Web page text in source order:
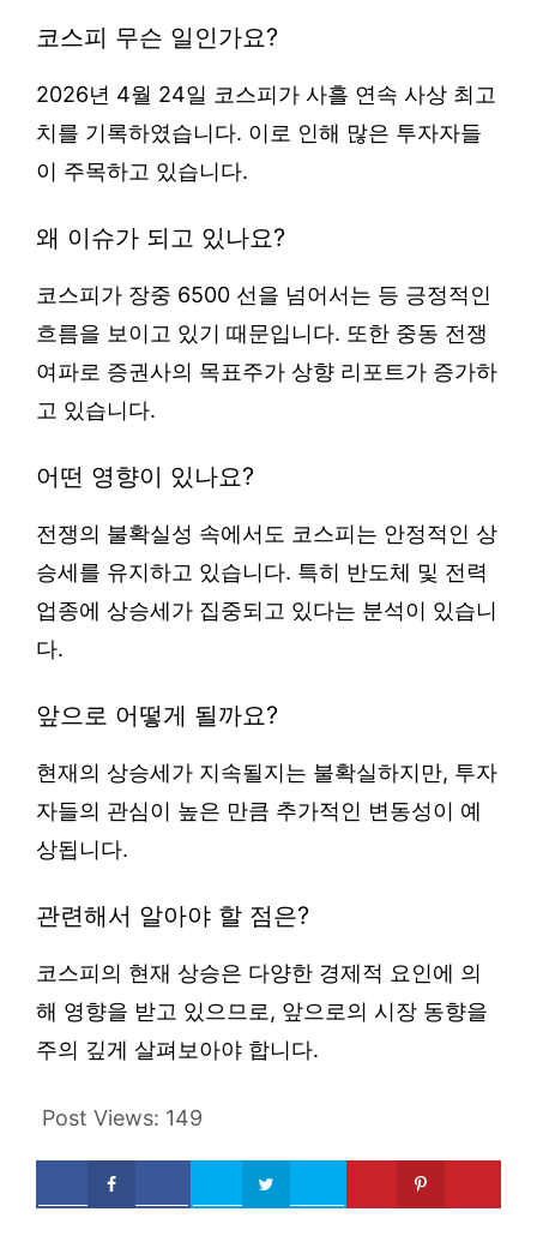
코스피 무슨 일인가요?
2026년 4월 24일 코스피가 사흘 연속 사상 최고
치를 기록하였습니다. 이로 인해 많은 투자자들
이 주목하고 있습니다.
왜 이슈가 되고 있나요?
코스피가 장중 6500 선을 넘어서는 등 긍정적인
흐름을 보이고 있기 때문입니다. 또한 중동 전쟁
여파로 증권사의 목표주가 상향 리포트가 증가하
고 있습니다.
어떤 영향이 있나요?
전쟁의 불확실성 속에서도 코스피는 안정적인 상
승세를 유지하고 있습니다. 특히 반도체 및 전력
업종에 상승세가 집중되고 있다는 분석이 있습니
다.
앞으로 어떻게 될까요?
현재의 상승세가 지속될지는 불확실하지만, 투자
자들의 관심이 높은 만큼 추가적인 변동성이 예
상됩니다.
관련해서 알아야 할 점은?
코스피의 현재 상승은 다양한 경제적 요인에 의
해 영향을 받고 있으므로, 앞으로의 시장 동향을
주의 깊게 살펴보아야 합니다.
Post Views: 149